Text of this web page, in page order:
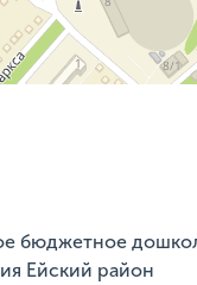
бюджетное
Ейский район